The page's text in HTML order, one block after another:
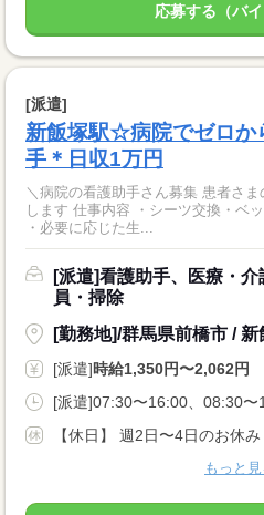
応募する（バイ
[派遣]
新飯塚駅☆病院でゼロ
手＊日収1万円
＼病院の看護助手さん募集 患者さ
します 仕事内容 ・シーツ交換・ベ
・必要に応じた生...
[派遣]看護助手、医療・
員・掃除
[勤務地]/群馬県前橋市 / 新
[派遣]時給1,350円〜2,062円
[派遣]07:30〜16:00、08:30
もっと見